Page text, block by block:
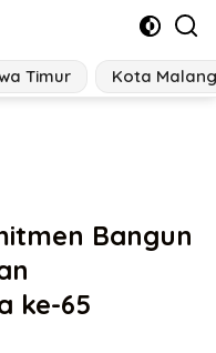
Timur Kota Malang
Bangun
ke-65